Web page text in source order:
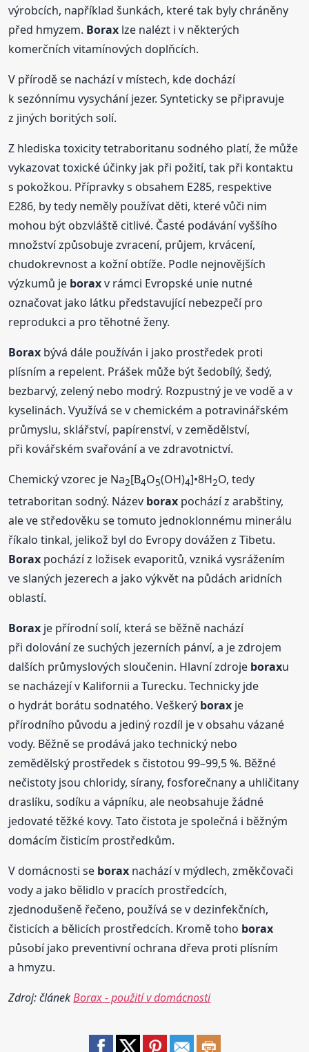
výrobcích, například šunkách, které tak byly chráněny
před hmyzem. Borax lze nalézt i v některých
komerčních vitamínových doplňcích.
V přírodě se nachází v místech, kde dochází
k sezónnímu vysychání jezer. Synteticky se připravuje
z jiných boritých solí.
Z hlediska toxicity tetraboritanu sodného platí, že může
vykazovat toxické účinky jak při požití, tak při kontaktu
s pokožkou. Přípravky s obsahem E285, respektive
E286, by tedy neměly používat děti, které vůči nim
mohou být obzvláště citlivé. Časté podávání vyššího
množství způsobuje zvracení, průjem, krvácení,
chudokrevnost a kožní obtíže. Podle nejnovějších
výzkumů je boraxv rámci Evropské unie nutné
označovat jako látku představující nebezpečí pro
reprodukci a pro těhotné ženy.
Borax bývá dále používán i jako prostředek proti
plísním a repelent. Prášek může být šedobílý, šedý,
bezbarvý, zelený nebo modrý. Rozpustný je ve vodě a v
kyselinách. Využívá se v chemickém a potravinářském
průmyslu, sklářství, papírenství, v zemědělství,
při kovářském svařování a ve zdravotnictví.
Chemický vzorec je Na2[B4O5(OH)4]•8H2O, tedy
tetraboritan sodný. Název borax pochází z arabštiny,
ale ve středověku se tomuto jednoklonnému minerálu
říkalo tinkal, jelikož byl do Evropy dovážen z Tibetu.
Borax pochází z ložisek evaporitů, vzniká vysrážením
ve slaných jezerech a jako výkvět na půdách aridních
oblastí.
Borax je přírodní solí, která se běžně nachází
při dolování ze suchých jezerních pánví, a je zdrojem
dalších průmyslových sloučenin. Hlavní zdroje boraxu
se nacházejí v Kalifornii a Turecku. Technicky jde
o hydrát borátu sodnatého. Veškerý borax je
přírodního původu a jediný rozdíl je v obsahu vázané
vody. Běžně se prodává jako technický nebo
zemědělský prostředek s čistotou 99–99,5 %. Běžné
nečistoty jsou chloridy, sírany, fosforečnany a uhličitany
draslíku, sodíku a vápníku, ale neobsahuje žádné
jedovaté těžké kovy. Tato čistota je společná i běžným
domácím čisticím prostředkům.
V domácnosti se borax nachází v mýdlech, změkčovači
vody a jako bělidlo v pracích prostředcích,
zjednodušeně řečeno, používá se v dezinfekčních,
čisticích a bělicích prostředcích. Kromě toho borax
působí jako preventivní ochrana dřeva proti plísním
a hmyzu.
Zdroj: článekBorax - použití v domácnosti